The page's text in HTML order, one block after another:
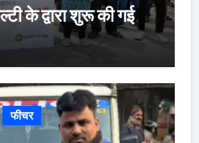
के द्वारा शुरू की गई
फीचर